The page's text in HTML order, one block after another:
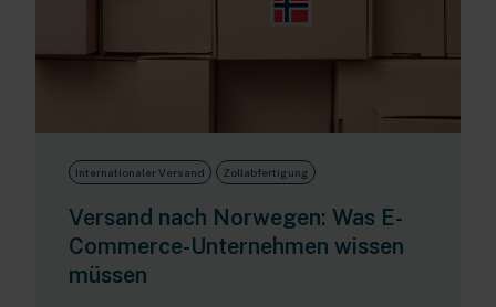
Internationaler Versand Zollabfertigung
Versand nach Norwegen: Was E-
Commerce-Unternehmen wissen
müssen